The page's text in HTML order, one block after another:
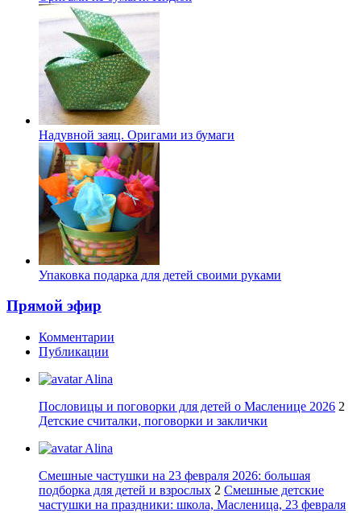
Надувной заяц. Оригами из бумаги
Упаковка подарка для детей своими руками
Прямой эфир
Комментарии
Публикации
Alina
Пословицы и поговорки для детей о Масленице 2026 2
Детские считалки, поговорки и заклички
Alina
Смешные частушки на 23 февраля 2026: большая
подборка для детей и взрослых 2 Смешные детские
частушки на праздники: школа, Масленица, 23 февраля